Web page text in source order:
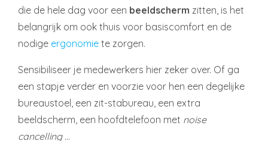
die de hele dag voor een beeldscherm zitten, is het
belangrijk om ook thuis voor basiscomfort en de
nodige ergonomie te zorgen.
Sensibiliseer je medewerkers hier zeker over. Of ga
een stapje verder en voorzie voor hen een degelijke
bureaustoel, een zit-stabureau, een extra
beeldscherm, een hoofdtelefoon met noise
cancelling…